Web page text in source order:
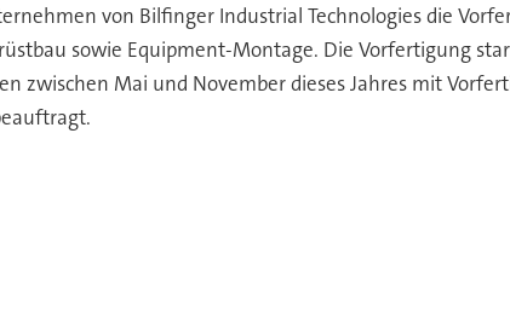
von Bilfinger Industrial Technologies die
sowie Equipment-Montage. Die Vorfertigung
zwischen Mai und November dieses Jahres mit